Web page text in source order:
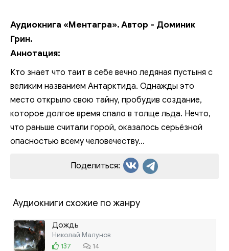
Аудиокнига «Ментагра». Автор - Доминик
Грин.
Аннотация:
Кто знает что таит в себе вечно ледяная пустыня с
великим названием Антарктида. Однажды это
место открыло свою тайну, пробудив создание,
которое долгое время спало в толще льда. Нечто,
что раньше считали горой, оказалось серьёзной
опасностью всему человечеству...
Поделиться:
Аудиокниги схожие по жанру
Дождь
Николай Малунов
137
14